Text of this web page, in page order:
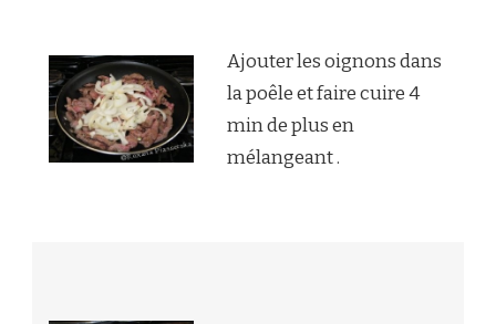
Ajouter les oignons dans
la poêle et faire cuire 4
min de plus en
mélangeant .